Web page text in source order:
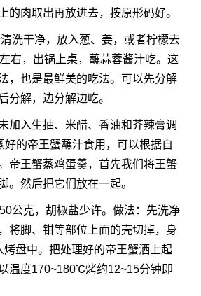
的肉取出再放进去，按原形码好。
洗干净，放入葱、姜，或者柠檬去
右，出锅上桌，蘸蒜蓉酱汁吃。这
，也是最鲜美的吃法。可以先分解
分解，边分解边吃。
加入生抽、米醋、香油和芥辣膏调
好的帝王蟹蘸汁食用，可以根据自
帝王蟹蒸鸡蛋羹，首先我们将王蟹
。然后把它们放在一起。
公克，胡椒盐少许。做法：先洗净
将脚、钳等部位上面的壳切掉，身
烤盘中。把处理好的帝王蟹洒上起
温度170~180℃烤约12~15分钟即